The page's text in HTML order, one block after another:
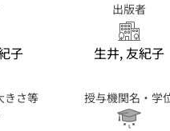
子
出版者
生井, 友紀子
きさ等 授与機関名・学